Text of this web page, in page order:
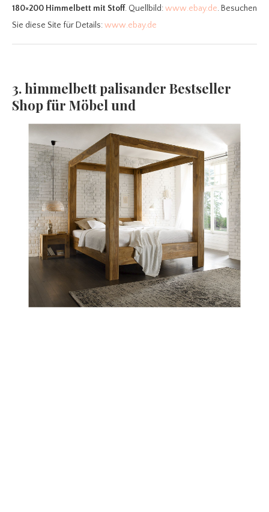
180×200 Himmelbett mit Stoff. Quellbild:www.ebay.de. Besuchen
Sie diese Site für Details:www.ebay.de
3. himmelbett palisander Bestseller
Shop für Möbel und